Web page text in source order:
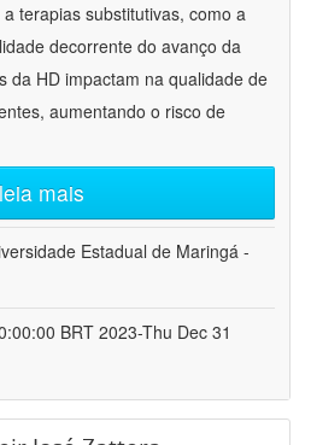
terapias substitutivas, como a
decorrente do avanço da
da HD impactam na qualidade de
aumentando o risco de
leia mais
Estadual de Maringá -
BRT 2023-Thu Dec 31